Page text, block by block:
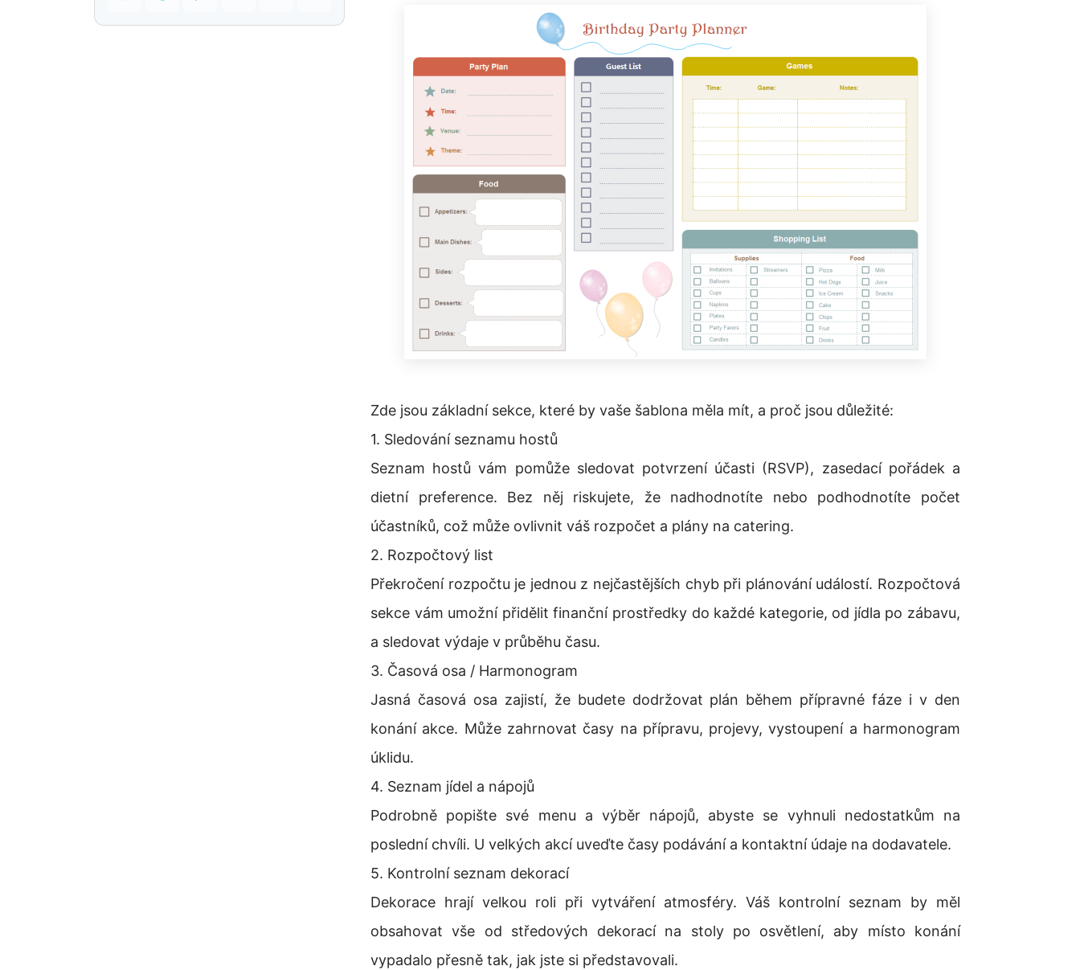
Zde jsou základní sekce, které by vaše šablona měla mít, a proč jsou důležité:
1. Sledování seznamu hostů
Seznam hostů vám pomůže sledovat potvrzení účasti (RSVP), zasedací pořádek a
dietní preference. Bez něj riskujete, že nadhodnotíte nebo podhodnotíte počet
účastníků, což může ovlivnit váš rozpočet a plány na catering.
2. Rozpočtový list
Překročení rozpočtu je jednou z nejčastějších chyb při plánování událostí. Rozpočtová
sekce vám umožní přidělit finanční prostředky do každé kategorie, od jídla po zábavu,
a sledovat výdaje v průběhu času.
3. Časová osa / Harmonogram
Jasná časová osa zajistí, že budete dodržovat plán během přípravné fáze i v den
konání akce. Může zahrnovat časy na přípravu, projevy, vystoupení a harmonogram
úklidu.
4. Seznam jídel a nápojů
Podrobně popište své menu a výběr nápojů, abyste se vyhnuli nedostatkům na
poslední chvíli. U velkých akcí uveďte časy podávání a kontaktní údaje na dodavatele.
5. Kontrolní seznam dekorací
Dekorace hrají velkou roli při vytváření atmosféry. Váš kontrolní seznam by měl
obsahovat vše od středových dekorací na stoly po osvětlení, aby místo konání
vypadalo přesně tak, jak jste si představovali.